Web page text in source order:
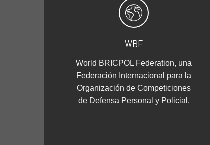
WBF
World BRICPOL Federation, una
Federación Internacional para la
Organización de Competiciones
de Defensa Personal y Policial.